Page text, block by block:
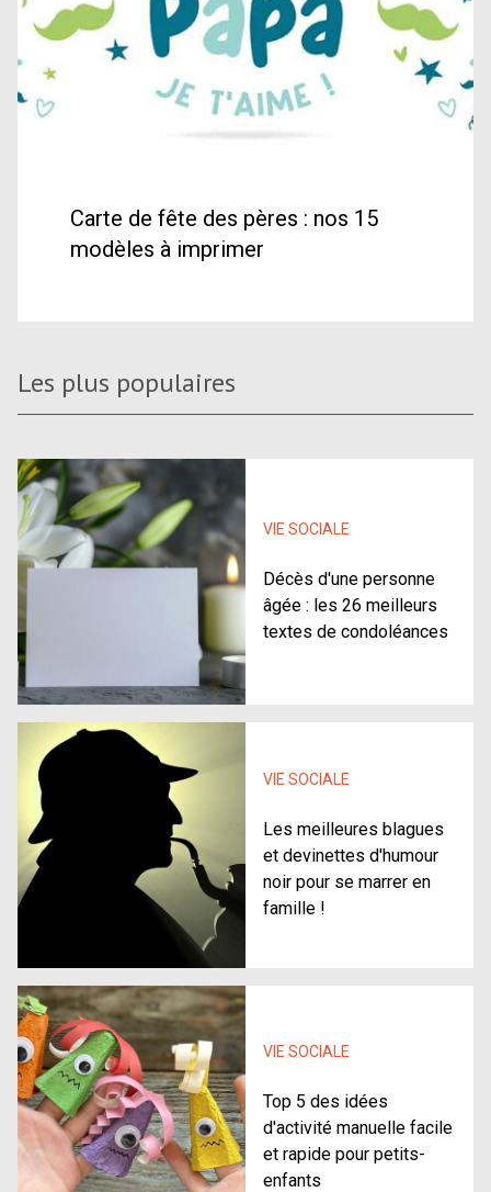
Carte de fête des pères : nos 15
modèles à imprimer
Les plus populaires
VIE SOCIALE
Décès d'une personne
âgée : les 26 meilleurs
textes de condoléances
VIE SOCIALE
Les meilleures blagues
et devinettes d'humour
noir pour se marrer en
famille !
VIE SOCIALE
Top 5 des idées
d'activité manuelle facile
et rapide pour petits-
enfants